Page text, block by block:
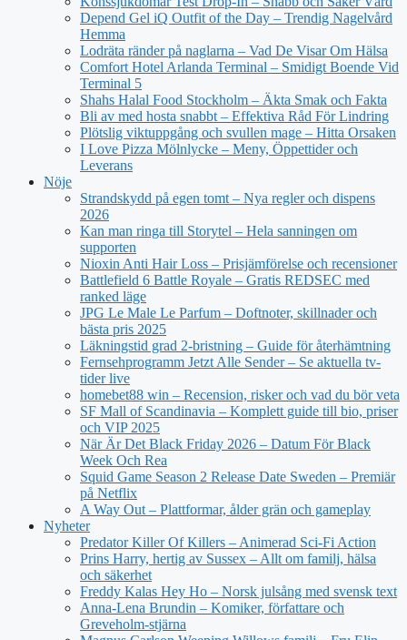
Depend Gel iQ Outfit of the Day – Trendig Nagelvård
Hemma
Lodräta ränder på naglarna – Vad De Visar Om Hälsa
Comfort Hotel Arlanda Terminal – Smidigt Boende Vid
Terminal 5
Shahs Halal Food Stockholm – Äkta Smak och Fakta
Bli av med hosta snabbt – Effektiva Råd För Lindring
Plötslig viktuppgång och svullen mage – Hitta Orsaken
I Love Pizza Mölnlycke – Meny, Öppettider och
Leverans
Nöje
Strandskydd på egen tomt – Nya regler och dispens
2026
Kan man ringa till Storytel – Hela sanningen om
supporten
Nioxin Anti Hair Loss – Prisjämförelse och recensioner
Battlefield 6 Battle Royale – Gratis REDSEC med
ranked läge
JPG Le Male Le Parfum – Doftnoter, skillnader och
bästa pris 2025
Läkningstid grad 2-bristning – Guide för återhämtning
Fernsehprogramm Jetzt Alle Sender – Se aktuella tv-
tider live
homebet88 win – Recension, risker och vad du bör veta
SF Mall of Scandinavia – Komplett guide till bio, priser
och VIP 2025
När Är Det Black Friday 2026 – Datum För Black
Week Och Rea
Squid Game Season 2 Release Date Sweden – Premiär
på Netflix
A Way Out – Plattformar, ålder grän och gameplay
Nyheter
Predator Killer Of Killers – Animerad Sci-Fi Action
Prins Harry, hertig av Sussex – Allt om familj, hälsa
och säkerhet
Freddy Kalas Hey Ho – Norsk julsång med svensk text
Anna-Lena Brundin – Komiker, författare och
Greveholm-stjärna